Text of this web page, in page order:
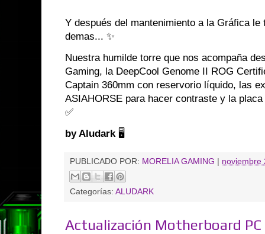
Y después del mantenimiento a la Gráfica
demas... ✨
Nuestra humilde torre que nos acompaña
Gaming, la DeepCool Genome II ROG
Captain 360mm con reservorio líquido, las
ASIAHORSE para hacer contraste y la
✅
by Aludark🖥️
PUBLICADO POR: MORELIA GAMING noviembre
Categorías: ALUDARK
Actualización Motherboard PC